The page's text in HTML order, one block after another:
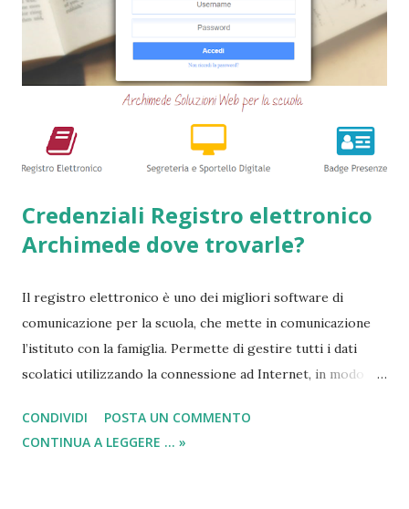
esiste qualche possibilità, (fortunatamente per molti
cittadini) di accedere a questi prodotti. Ecco perchè
abbiamo deciso di creare questa guida dettagliata. Nel
frattempo, se volete potete anche consultare le seguenti
guide => Come accedere a prestiti dopo essere stati
segnalati al Crif - Prest...
Credenziali Registro elettronico
Archimede dove trovarle?
Il registro elettronico è uno dei migliori software di
comunicazione per la scuola, che mette in comunicazione
l’istituto con la famiglia. Permette di gestire tutti i dati
scolatici utilizzando la connessione ad Internet, in modo
monitorato qualsiasi tipo di svolgimento che avviene a
scuola. In questa breve descrizione, dove tra poco
CONDIVIDI
POSTA UN COMMENTO
CONTINUA A LEGGERE ... »